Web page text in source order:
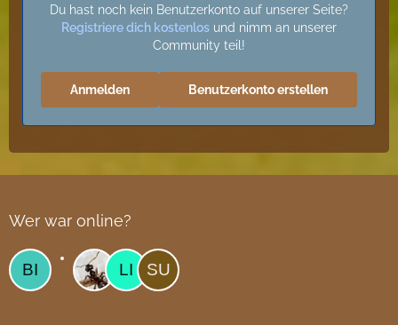
Du hast noch kein Benutzerkonto auf unserer Seite?
Registriere dich kostenlos und nimm an unserer
Community teil!
Benutzerkonto erstellen
Anmelden
Wer war online?